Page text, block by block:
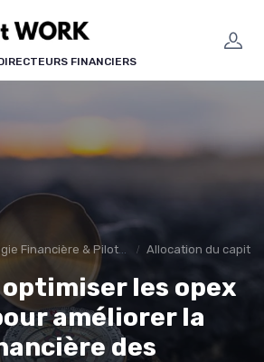
FINANCIERS
Financière & Pilotage Allocation du capital
les opex
améliorer la
des
cookies